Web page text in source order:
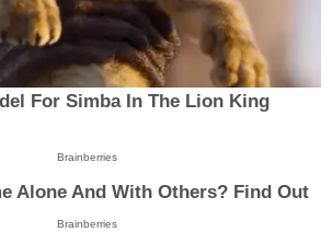
For Simba In The Lion King
Brainberries
Alone And With Others? Find Out
Brainberries